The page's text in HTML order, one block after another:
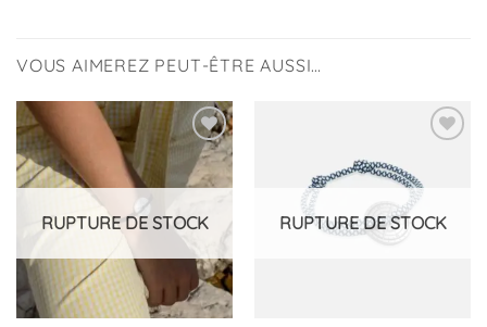
VOUS AIMEREZ PEUT-ÊTRE AUSSI…
Ajouter
à la
liste
RUPTURE DE STOCK
d’envies
RUPTURE DE STOCK